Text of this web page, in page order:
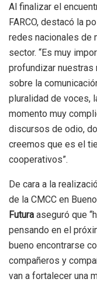
Al finalizar el
FARCO, destacó la
redes nacionales de
sector. “Es muy
profundizar
sobre la
pluralidad de voces,
momento muy
discursos de odio,
creemos que es el
cooperativos”.
De cara a la
de la CMCC en
Futura aseguró que
pensando en el
bueno encontrarse
compañeros y
van a fortalecer una